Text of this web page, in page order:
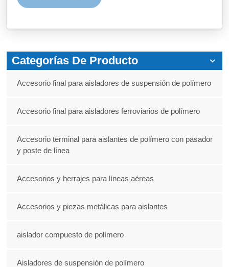
Categorías De Producto
Accesorio final para aisladores de suspensión de polímero
Accesorio final para aisladores ferroviarios de polímero
Accesorio terminal para aislantes de polímero con pasador
y poste de línea
Accesorios y herrajes para líneas aéreas
Accesorios y piezas metálicas para aislantes
aislador compuesto de polímero
Aisladores de suspensión de polímero